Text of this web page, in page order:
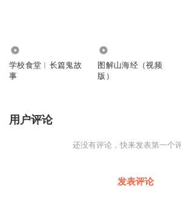
学校食堂︱长篇鬼故
事
图解山海经（视频
版）
用户评论
还没有评论，快来发表第一个
发表评论